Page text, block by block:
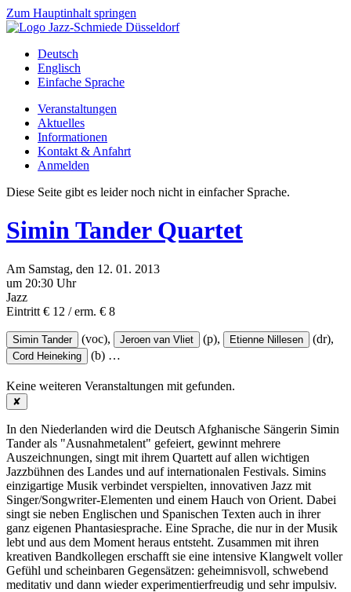
Zum Hauptinhalt springen
Deutsch
Englisch
Einfache Sprache
Veranstaltungen
Aktuelles
Informationen
Kontakt & Anfahrt
Anmelden
Diese Seite gibt es leider noch nicht in einfacher Sprache.
Simin Tander Quartet
Am Samstag, den 12. 01. 2013
um 20:30 Uhr
Jazz
Eintritt € 12 / erm. € 8
Simin Tander (voc), Jeroen van Vliet (p), Etienne Nillesen (dr),
Cord Heineking (b) …
Keine weiteren Veranstaltungen mit gefunden.
✘
In den Niederlanden wird die Deutsch Afghanische Sängerin Simin
Tander als "Ausnahmetalent" gefeiert, gewinnt mehrere
Auszeichnungen, singt mit ihrem Quartett auf allen wichtigen
Jazzbühnen des Landes und auf internationalen Festivals. Simins
einzigartige Musik verbindet verspielten, innovativen Jazz mit
Singer/Songwriter-Elementen und einem Hauch von Orient. Dabei
singt sie neben Englischen und Spanischen Texten auch in ihrer
ganz eigenen Phantasiesprache. Eine Sprache, die nur in der Musik
lebt und aus dem Moment heraus entsteht. Zusammen mit ihren
kreativen Bandkollegen erschafft sie eine intensive Klangwelt voller
Gefühl und scheinbaren Gegensätzen: geheimnisvoll, schwebend
meditativ und dann wieder experimentierfreudig und sehr impulsiv.